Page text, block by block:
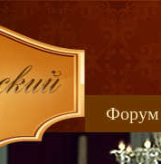
Форум